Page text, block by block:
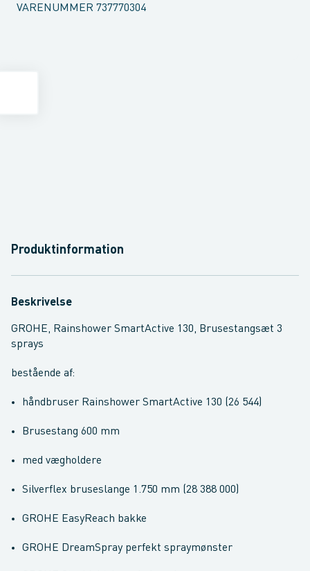
VARENUMMER 737770304
Produktinformation
Beskrivelse
GROHE, Rainshower SmartActive 130, Brusestangsæt 3
sprays
bestående af:
håndbruser Rainshower SmartActive 130 (26 544)
Brusestang 600 mm
med vægholdere
Silverflex bruseslange 1.750 mm (28 388 000)
GROHE EasyReach bakke
GROHE DreamSpray perfekt spraymønster